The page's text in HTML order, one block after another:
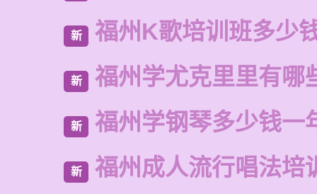
新 福州K歌培训班多少
新 福州学尤克里里有哪
新 福州学钢琴多少钱一
新 福州成人流行唱法培